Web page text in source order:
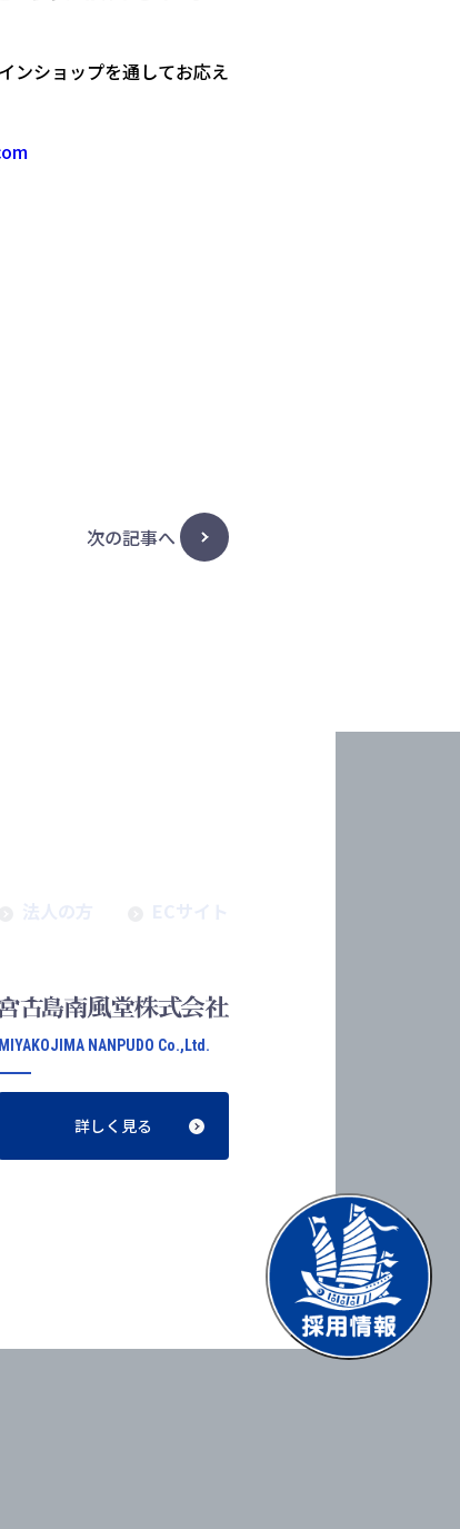
ンショップを通してお応え
次の記事へ
MIYAKOJIMA NANPUDO Co.,Ltd.
詳しく見る